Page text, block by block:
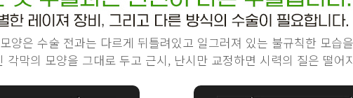
양은 수술 전과는 다르게 뒤틀려있고 일그러져 있는 불규칙한 모습
각막의 모양을 그대로 두고 근시, 난시만 교정하면 시력의 질은 떨어